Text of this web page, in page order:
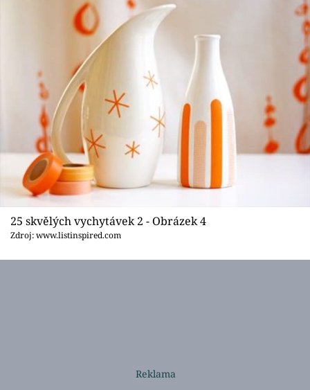
25 skvělých vychytávek 2 - Obrázek 4
Zdroj: www.listinspired.com